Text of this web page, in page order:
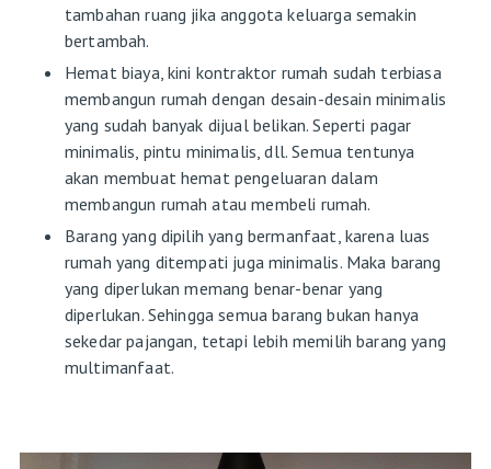
tambahan ruang jika anggota keluarga semakin
bertambah.
Hemat biaya, kini kontraktor rumah sudah terbiasa
membangun rumah dengan desain-desain minimalis
yang sudah banyak dijual belikan. Seperti pagar
minimalis, pintu minimalis, dll. Semua tentunya
akan membuat hemat pengeluaran dalam
membangun rumah atau membeli rumah.
Barang yang dipilih yang bermanfaat, karena luas
rumah yang ditempati juga minimalis. Maka barang
yang diperlukan memang benar-benar yang
diperlukan. Sehingga semua barang bukan hanya
sekedar pajangan, tetapi lebih memilih barang yang
multimanfaat.